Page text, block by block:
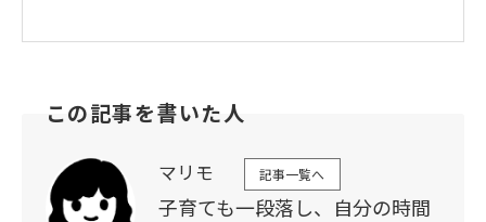
この記事を書いた人
マリモ 記事一覧へ
子育ても一段落し、自分の時間